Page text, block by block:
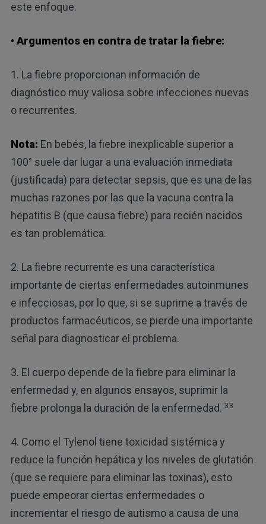
este enfoque.
• Argumentos en contra de tratar la fiebre:
1. La fiebre proporcionan información de
diagnóstico muy valiosa sobre infecciones nuevas
o recurrentes.
Nota: En bebés, la fiebre inexplicable superior a
100° suele dar lugar a una evaluación inmediata
(justificada) para detectar sepsis, que es una de las
muchas razones por las que la vacuna contra la
hepatitis B (que causa fiebre) para recién nacidos
es tan problemática.
2. La fiebre recurrente es una característica
importante de ciertas enfermedades autoinmunes
e infecciosas, por lo que, si se suprime a través de
productos farmacéuticos, se pierde una importante
señal para diagnosticar el problema.
3. El cuerpo depende de la fiebre para eliminar la
enfermedad y, en algunos ensayos, suprimir la
fiebre prolonga la duración de la enfermedad. 33
4. Como el Tylenol tiene toxicidad sistémica y
reduce la función hepática y los niveles de glutatión
(que se requiere para eliminar las toxinas), esto
puede empeorar ciertas enfermedades o
incrementar el riesgo de autismo a causa de una